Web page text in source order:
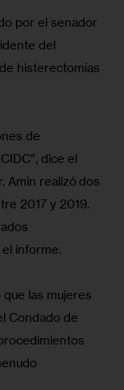
por el senador
del
histerectomías
de
dice el
Amin realizó dos
2017 y 2019.
informe.
las mujeres
Condado de